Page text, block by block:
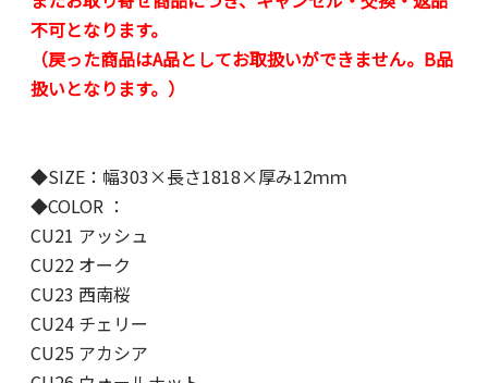
不可となります。
（戻った商品はA品としてお取扱いができません。B品
扱いとなります。）
◆SIZE：幅303×長さ1818×厚み12ｍｍ
◆COLOR ：
CU21 アッシュ
CU22 オーク
CU23 西南桜
CU24 チェリー
CU25 アカシア